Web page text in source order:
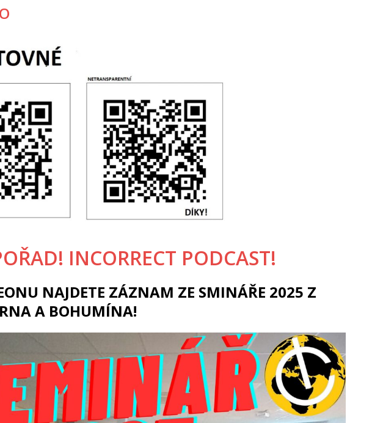
INCORRECT PODCAST!
NAJDETE ZÁZNAM ZE SMINÁŘE 2025 Z
A BOHUMÍNA!